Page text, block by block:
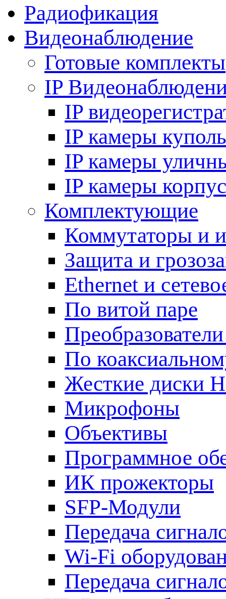
Радиофикация
Видеонаблюдение
Готовые комплекты
IP
IP
IP камеры
IP камеры
IP камеры
Комплектующие
Коммутаторы и
Защита и
Ethernet и
По витой паре
По
Жесткие диски
Микрофоны
Объективы
Программное
ИК прожекторы
SFP-Модули
Передача
Wi-Fi
Передача